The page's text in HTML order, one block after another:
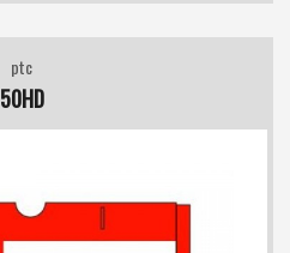
ptc
50HD